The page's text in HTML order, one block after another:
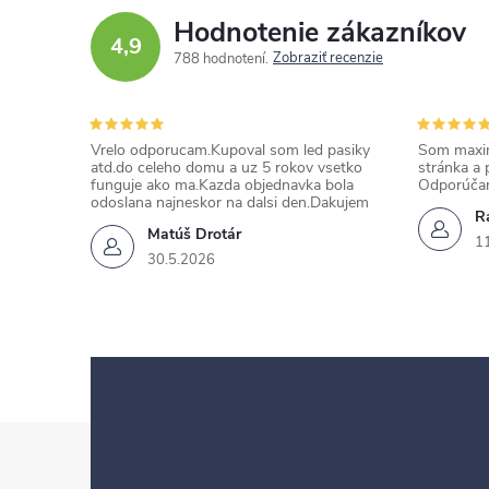
4,9 Hodnotenie zákazníkov
788 hodnotení Zobraziť recenzie
Matúš Drotár
30.5.2026
Vrelo odporucam.Kupoval som led pasiky
atd.do celeho domu a uz 5 rokov vsetko
funguje ako ma.Kazda objednavka bola
odoslana najneskor na dalsi den.Dakujem
Som
stránka a